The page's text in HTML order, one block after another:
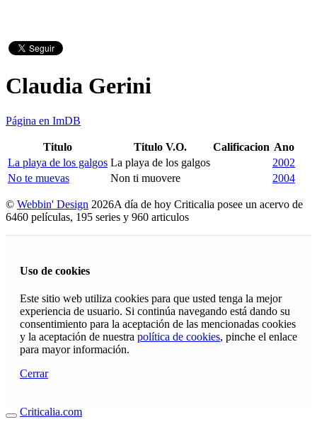
Claudia Gerini
Página en ImDB
Titulo Titulo V.O. Calificacion Ano
La playa de los galgos La playa de los galgos
2002
No te muevas
Non ti muovere 2004
© Webbin' Design 2026A día de hoy Criticalia posee un acervo de
6460 películas, 195 series y 960 articulos
Uso de cookies
Este sitio web utiliza cookies para que usted tenga la mejor
experiencia de usuario. Si continúa navegando está dando su
consentimiento para la aceptación de las mencionadas cookies
y la aceptación de nuestra política de cookies, pinche el enlace
para mayor información.
Cerrar
Criticalia.com